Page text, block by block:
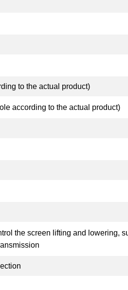
to the actual product)
according to the actual product)
the screen lifting and lowering,